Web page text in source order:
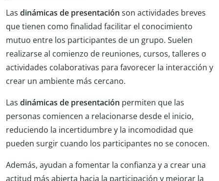
Las dinámicas de presentación son actividades breves
que tienen como finalidad facilitar el conocimiento
mutuo entre los participantes de un grupo. Suelen
realizarse al comienzo de reuniones, cursos, talleres o
actividades colaborativas para favorecer la interacción y
crear un ambiente más cercano.
Las dinámicas de presentación permiten que las
personas comiencen a relacionarse desde el inicio,
reduciendo la incertidumbre y la incomodidad que
pueden surgir cuando los participantes no se conocen.
Además, ayudan a fomentar la confianza y a crear una
actitud más abierta hacia la participación y mejorar la